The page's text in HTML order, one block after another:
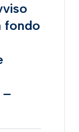
fondo
–